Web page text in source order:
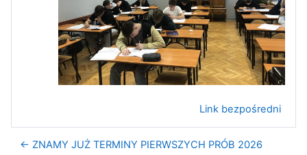
Link bezpośredni
← ZNAMY JUŻ TERMINY PIERWSZYCH PRÓB 2026